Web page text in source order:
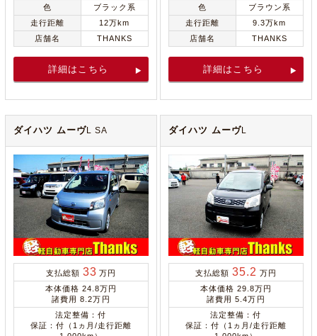
色
ブラック系
走行距離
12万km
店舗名
THANKS
詳細はこちら
色
ブラウン系
走行距離
9.3万km
店舗名
THANKS
詳細はこちら
ダイハツ ムーヴL SA
支払総額 33 万円
本体価格 24.8万円
諸費用 8.2万円
法定整備：付
保証：付（1ヵ月/走行距離
ダイハツ ムーヴL
支払総額35.2 万円
本体価格 29.8万円
諸費用 5.4万円
法定整備：付
保証：付（1ヵ月/走行距離